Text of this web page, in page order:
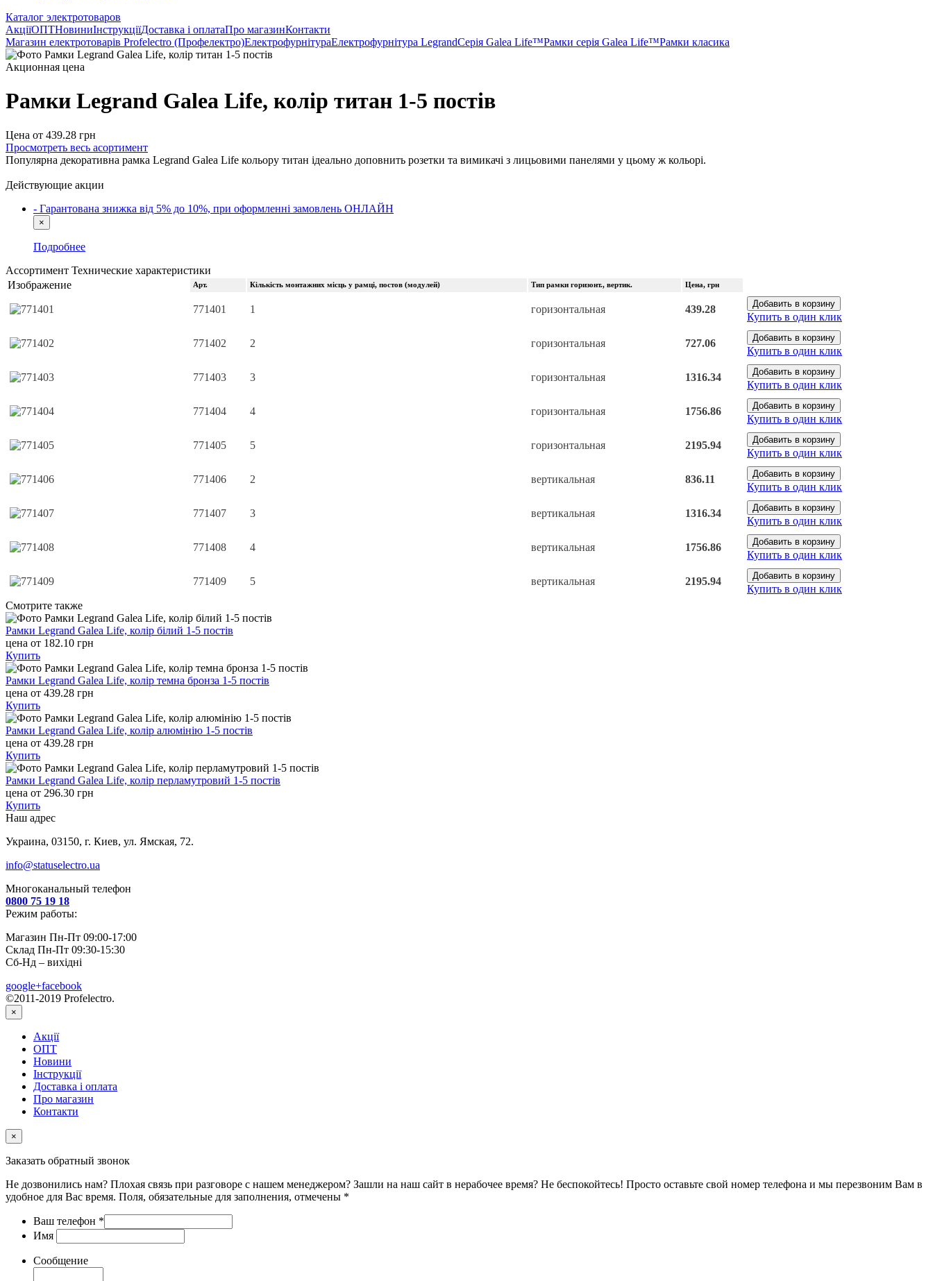
Каталог электротоваров
АкціїОПТНовиниІнструкціїДоставка і оплатаПро магазинКонтакти
Магазин електротоварів Profelectro (Профелектро)ЕлектрофурнітураЕлектрофурнітура LegrandСерія Galea Life™Рамки серія Galea Life™Рамки класика
Акционная цена
Рамки Legrand Galea Life, колір титан 1-5 постів
Цена от 439.28 грн
Просмотреть весь асортимент
Популярна декоративна рамка Legrand Galea Life кольору титан ідеально доповнить розетки та вимикачі з лицьовими панелями у цьому ж кольорі.
Действующие акции
- Гарантована знижка від 5% до 10%, при оформленні замовлень ОНЛАЙН
×
Подробнее
Ассортимент Технические характеристики
Изображение
Арт. Кількість монтажних місць у рамці, постов (модулей) Тип рамки горизонт., вертик. Цена, грн
771401 1 горизонтальная 439.28 Добавить в корзину
Купить в один клик
771402 2 горизонтальная 727.06 Добавить в корзину
Купить в один клик
771403 3 горизонтальная 1316.34 Добавить в корзину
Купить в один клик
771404 4 горизонтальная 1756.86 Добавить в корзину
Купить в один клик
771405 5 горизонтальная 2195.94 Добавить в корзину
Купить в один клик
771406 2 вертикальная 836.11 Добавить в корзину
Купить в один клик
771407 3 вертикальная 1316.34 Добавить в корзину
Купить в один клик
771408 4 вертикальная 1756.86 Добавить в корзину
Купить в один клик
771409 5 вертикальная 2195.94 Добавить в корзину
Купить в один клик
Cмотрите также
Рамки Legrand Galea Life, колір білий 1-5 постів
цена от 182.10 грн
Купить
Рамки Legrand Galea Life, колір темна бронза 1-5 постів
цена от 439.28 грн
Купить
Рамки Legrand Galea Life, колір алюмінію 1-5 постів
цена от 439.28 грн
Купить
Рамки Legrand Galea Life, колір перламутровий 1-5 постів
цена от 296.30 грн
Купить
Наш адрес
Украина, 03150, г. Киев, ул. Ямская, 72.
info@statuselectro.ua
Многоканальный телефон
0800 75 19 18
Режим работы:
Магазин Пн-Пт 09:00-17:00
Склад Пн-Пт 09:30-15:30
Сб-Нд – вихідні
google+facebook
©2011-2019 Profelectro.
×
Акції
ОПТ
Новини
Інструкції
Доставка і оплата
Про магазин
Контакти
×
Заказать обратный звонок
Не дозвонились нам? Плохая связь при разговоре с нашем менеджером? Зашли на наш сайт в нерабочее время? Не беспокойтесь! Просто оставьте свой номер телефона и мы перезвоним Вам в
удобное для Вас время. Поля, обязательные для заполнения, отмечены *
Ваш телефон *
Имя
Сообщение